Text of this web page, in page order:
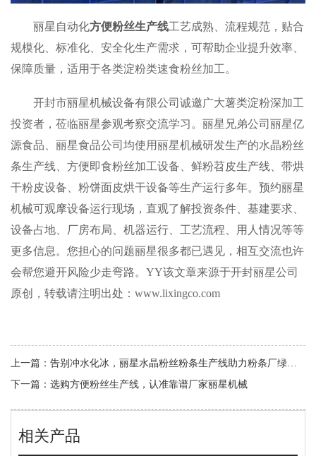
丽星自动化方便粉丝生产线工艺成熟、流程规范，贴合
规模化、标准化、安全化生产需求，可帮助企业提升效率、
保障质量，适用于各类淀粉类速食粉丝加工。
开封市丽星机械设备有限公司诚邀广大薯类淀粉深加工
投资者，莅临丽星参观考察交流学习。丽星兄弟公司丽星亿
源食品、丽星食品公司均使用丽星机械研发生产的水晶粉丝
条生产线、方便即食粉丝加工设备、鲜粉苕皮生产线、带烘
干粉皮设备、粉饼面皮烘干设备等生产运行多年。预约丽星
机械可观摩设备运行现场，直观了解投资条件、基建要求、
设备占地、厂房布局、机器运行、工艺流程、用人情况等等
更多信息。您担心的问题丽星很多都已遇见，相互交流也许
会帮您避开风险少走弯路。YY该文章来源于开封丽星公司
原创，转载请注明出处：www.lixingco.com
上一篇： 告别冲水化冰，丽星水晶粉丝粉条生产线助力粉条厂绿色升级
下一篇： 选购方便粉丝生产线，认准靠谱厂家丽星机械
相关产品